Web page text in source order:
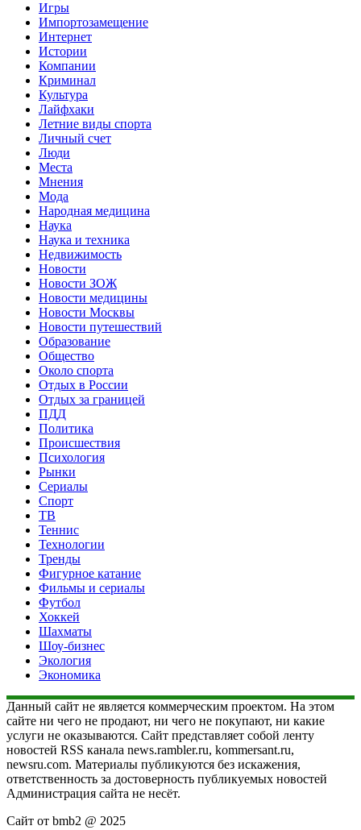
Игры
Импортозамещение
Интернет
Истории
Компании
Криминал
Культура
Лайфхаки
Летние виды спорта
Личный счет
Люди
Места
Мнения
Мода
Народная медицина
Наука
Наука и техника
Недвижимость
Новости
Новости ЗОЖ
Новости медицины
Новости Москвы
Новости путешествий
Образование
Общество
Около спорта
Отдых в России
Отдых за границей
ПДД
Политика
Происшествия
Психология
Рынки
Сериалы
Спорт
ТВ
Теннис
Технологии
Тренды
Фигурное катание
Фильмы и сериалы
Футбол
Хоккей
Шахматы
Шоу-бизнес
Экология
Экономика
Данный сайт не является коммерческим проектом. На этом
сайте ни чего не продают, ни чего не покупают, ни какие
услуги не оказываются. Сайт представляет собой ленту
новостей RSS канала news.rambler.ru, kommersant.ru,
newsru.com. Материалы публикуются без искажения,
ответственность за достоверность публикуемых новостей
Администрация сайта не несёт.
Сайт от bmb2 @ 2025